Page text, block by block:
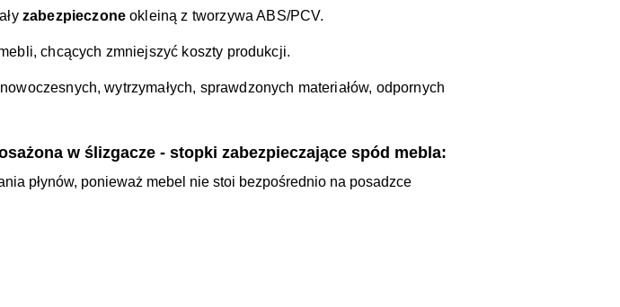
zabezpieczoneokleiną z tworzywa ABS/PCV.
chcących zmniejszyć koszty produkcji.
wytrzymałych, sprawdzonych materiałów, odpornych
w ślizgacze - stopki zabezpieczające spód mebla:
płynów, ponieważ mebel nie stoi bezpośrednio na posadzce